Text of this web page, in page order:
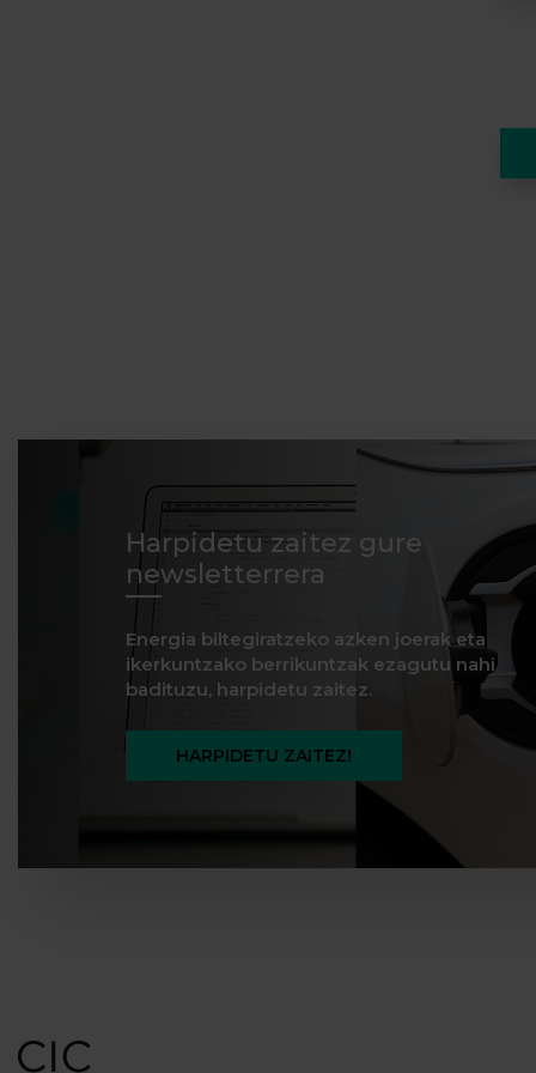
Harpidetu zaitez gure
newsletterrera
Energia biltegiratzeko azken joerak eta
ikerkuntzako berrikuntzak ezagutu nahi
badituzu, harpidetu zaitez.
HARPIDETU ZAITEZ!